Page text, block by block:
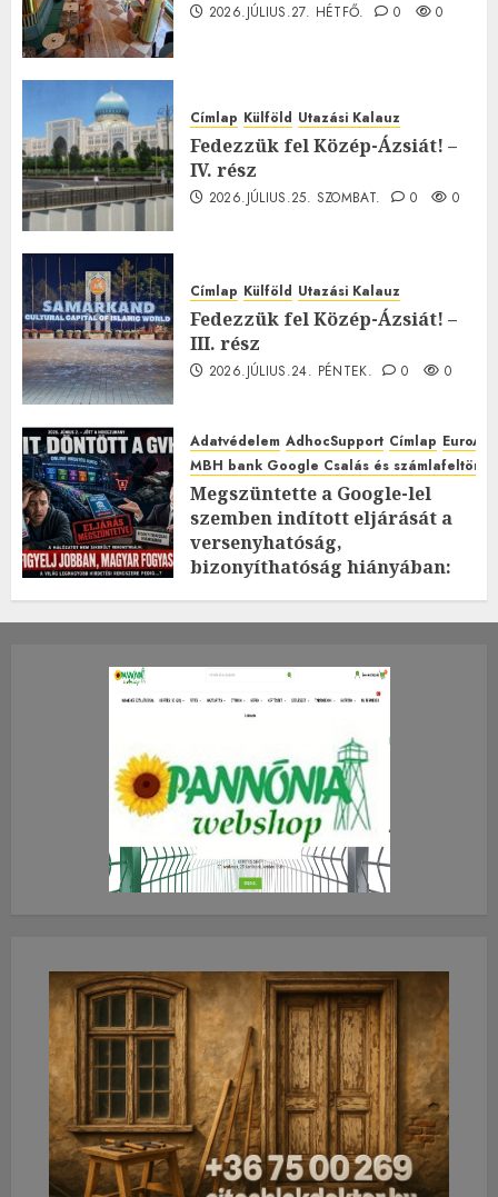
2026.JÚLIUS.27. HÉTFŐ. 0 0
Címlap Külföld Utazási Kalauz
Fedezzük fel Közép-Ázsiát! –
IV. rész
2026.JÚLIUS.25. SZOMBAT. 0 0
Címlap Külföld Utazási Kalauz
Fedezzük fel Közép-Ázsiát! –
III. rész
2026.JÚLIUS.24. PÉNTEK. 0 0
Adatvédelem AdhocSupport Címlap
MBH bank Google Csalás és
Megszüntette a Google-lel
szemben indított eljárását a
versenyhatóság,
bizonyíthatóság hiányában:
2026.JÚLIUS.23. CSÜTÖRTÖK.
0